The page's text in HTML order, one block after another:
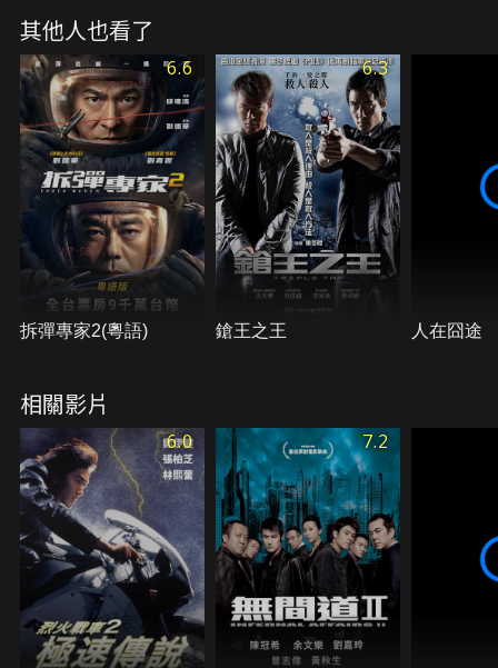
激發起潛藏在他體內遺傳的賽車因子，不斷挑戰高難
度的山路競賽，在曲折蜿延的賽道上追尋自己的夢
想！
其他人也看了
6.6
拆彈專家2(粵語)
6.3
鎗王之王 人在囧途
相關影片
6.0 7.2